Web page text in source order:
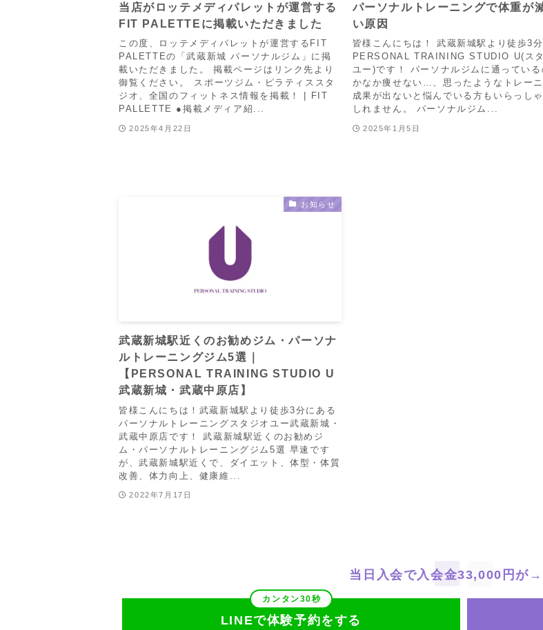
当店がロッテメディパレットが運営する
FIT PALETTEに掲載いただきました
この度、ロッテメディパレットが運営するFIT
PALETTEの「武蔵新城 パーソナルジム」に掲
載いただきました。 掲載ページはリンク先より
御覧ください。 ⁠スポーツジム・ピラティススタ
ジオ、全国のフィットネス情報を掲載！ | FIT
PALLETTE ●掲載メディア紹...
2025年4月22日
パーソナルトレーニングで体重が
い原因
皆様こんにちは！ 武蔵新城駅より徒歩3
PERSONAL TRAINING STUDIO U(ス
ユー)です！ パーソナルジムに通っている
かなか痩せない…、思ったようなトレー
成果が出ないと悩んでいる方もいらっし
しれません。 パーソナルジム...
2025年1月5日
お知らせ
武蔵新城駅近くのお勧めジム・パーソナ
ルトレーニングジム5選｜
【PERSONAL TRAINING STUDIO U
武蔵新城・武蔵中原店】
皆様こんにちは！武蔵新城駅より徒歩3分にある
パーソナルトレーニングスタジオユー武蔵新城・
武蔵中原店です！ 武蔵新城駅近くのお勧めジ
ム・パーソナルトレーニングジム5選 早速です
が、武蔵新城駅近くで、ダイエット、体型・体質
改善、体力向上、健康維...
2022年7月17日
1 2
当日入会で入会金33,000円が
LINEで体験予約をする